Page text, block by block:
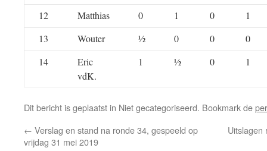
12 Matthias 0 1 0
1
13
Wouter ½ 0 0
0
14
Eric
vdK.
1 ½ 0 1
Dit bericht is geplaatst in Niet gecategoriseerd. Bookmark de
← Verslag en stand na ronde 34, gespeeld op
vrijdag 31 mei 2019
Uitslagen